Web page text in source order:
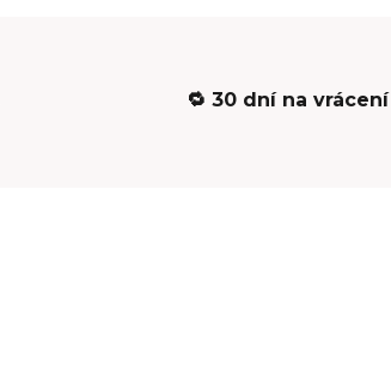
🔁 30 dní na vrácení